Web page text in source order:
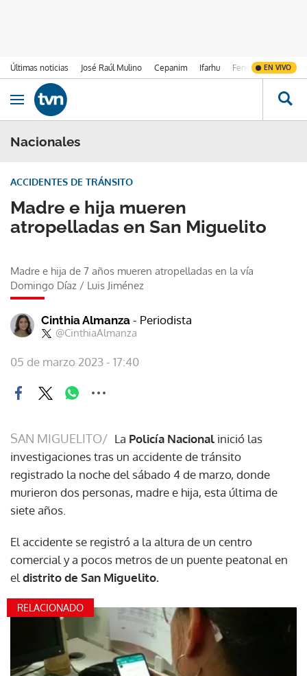
Últimas noticias José Raúl Mulino Cepanim Ifarhu Fenómeno de El
EN VIVO
Ir al contenido
Obrir navegació
Nacionales
Madre e hija mueren
atropelladas en San Miguelito
ACCIDENTES DE TRÁNSITO
Madre e hija de 7 años mueren atropelladas en la vía
Domingo Díaz / Luis Jiménez
Cinthia Almanza - Periodista
@CinthiaAlmanza
05 de marzo 2023 - 17:40
SAN MIGUELITO/ La Policía Nacional inició las
investigaciones tras un accidente de tránsito
registrado la noche del sábado 4 de marzo, donde
murieron dos personas, madre e hija, esta última de
siete años.
El accidente se registró a la altura de un centro
comercial y a pocos metros de un puente peatonal en
el distrito de San Miguelito.
RELACIONADO